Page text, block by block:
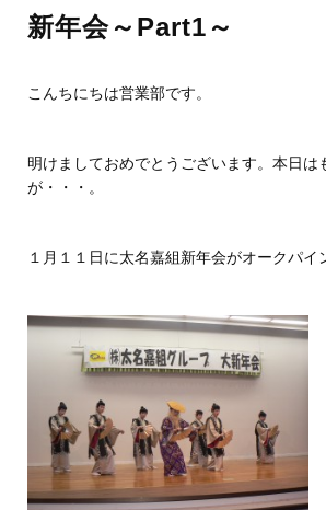
新年会～Part1～
こんちにちは営業部です。
明けましておめでとうございます。本日は
が・・・。
１月１１日に太名嘉組新年会がオークパイ